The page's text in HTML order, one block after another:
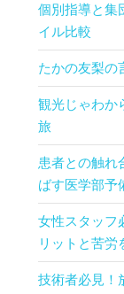
個別指導と集
イル比較
たかの友梨の
観光じゃわか
旅
患者との触れ
ばす医学部予
女性スタッフ
リットと苦労
技術者必見！